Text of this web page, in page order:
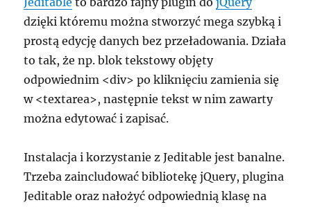
dzięki któremu można stworzyć mega szybką i
prostą edycję danych bez przeładowania. Działa
to tak, że np. blok tekstowy objęty
odpowiednim <div> po kliknięciu zamienia się
w <textarea>, następnie tekst w nim zawarty
można edytować i zapisać.
Instalacja i korzystanie z Jeditable jest banalne.
Trzeba zaincludować bibliotekę jQuery, plugina
Jeditable oraz nałożyć odpowiednią klasę na